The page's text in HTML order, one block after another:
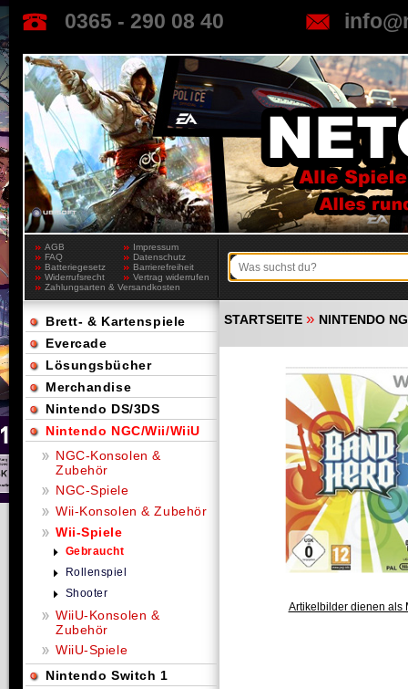
0365 - 290 08 40
AGB
Impressum
FAQ
Datenschutz
Batteriegesetz
Barrierefreiheit
Widerrufsrecht
Vertrag widerrufen
Zahlungsarten & Versandkosten
STARTSEITE » NINTENDO
Artikelbilder dienen als
Brett- & Kartenspiele
Evercade
Lösungsbücher
Merchandise
Nintendo DS/3DS
Nintendo NGC/Wii/WiiU
NGC-Konsolen &
Zubehör
NGC-Spiele
Wii-Konsolen & Zubehör
Wii-Spiele
Gebraucht
Rollenspiel
Shooter
WiiU-Konsolen &
Zubehör
WiiU-Spiele
Nintendo Switch 1